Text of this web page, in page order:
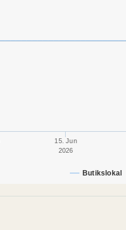
Butikslokal
15. Jun
2026